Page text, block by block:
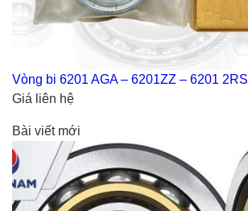
Vòng bi 6201 AGA – 6201ZZ – 6201 2RS
Giá liên hệ
Bài viết mới